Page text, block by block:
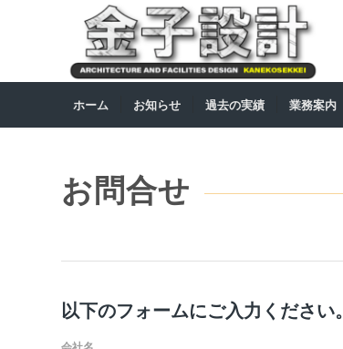
ホーム お知らせ 過去の実績 業務案内
お問合せ
以下のフォームにご入力ください。